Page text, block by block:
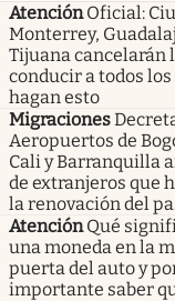
Atención Oficial:
Monterrey,
Tijuana cancelarán
conducir a todos
hagan esto
Migraciones
Aeropuertos de
Cali y Barranquilla
de extranjeros que
la renovación del
Atención Qué
una moneda en la
puerta del auto y
importante saber